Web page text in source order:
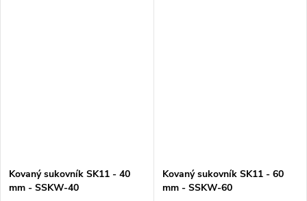
Kovaný sukovník SK11 - 40
mm - SSKW-40
Kovaný sukovník SK11 - 60
mm - SSKW-60